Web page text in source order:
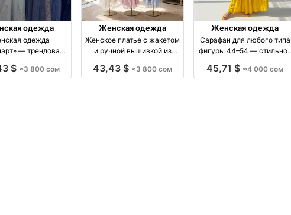
одежда
одежда
— трендовая
$ ≈3 800 сом
Женская одежда
Женское платье с жакетом
и ручной вышивкой из
оптом производство Китай
43,43 $ ≈3 800 сом
Женская одежда
Сарафан для любого типа
фигуры 44–54 — стильное
Бишkек производство
45,71 $ ≈4 000 сом